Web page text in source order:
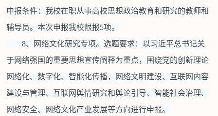
申报条件：我校在职从事高校思想政治教育和研究的教师和
辅导员。本次申报我校限报5项。
8、网络文化研究专项。选题要求：以习近平总书记关
于网络强国的重要思想宣传阐释为重点，围绕党的创新理论
网络化、数字化、智能化传播，网络文明建设、互联网内容
建设与管理、互联网舆情研究和舆论引导、智能社会治理、
网络安全、网络文化产业发展等方向进行申报。